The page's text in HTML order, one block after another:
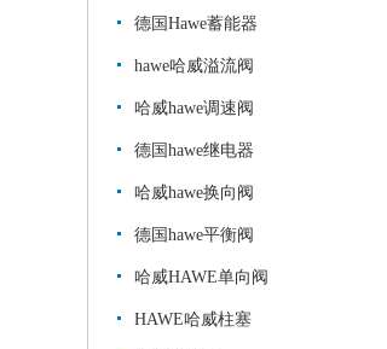
德国Hawe蓄能器
hawe哈威溢流阀
哈威hawe调速阀
德国hawe继电器
哈威hawe换向阀
德国hawe平衡阀
哈威HAWE单向阀
HAWE哈威柱塞